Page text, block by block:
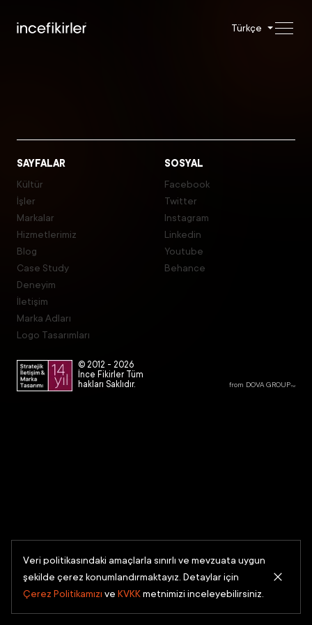
Türkçe
SAYFALAR
Kültür
İşler
Markalar
Hizmetlerimiz
Blog
Case Study
Deneyim
İletişim
Marka Adları
Logo Tasarımları
SOSYAL
Facebook
Twitter
Instagram
Linkedin
Youtube
Behance
© 2012 - 2026
İnce Fikirler Tüm
hakları Saklıdır.
from DOVA GROUPTM
Veri politikasındaki amaçlarla sınırlı ve mevzuata uygun
şekilde çerez konumlandırmaktayız. Detaylar için
Çerez Politikamızı ve KVKKmetnimizi inceleyebilirsiniz.